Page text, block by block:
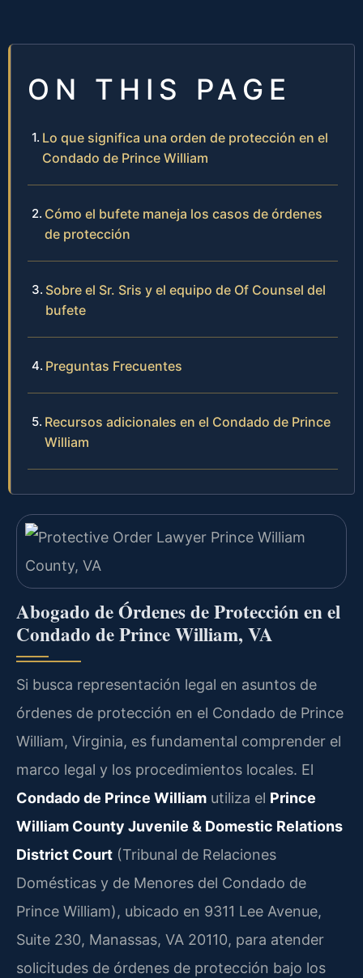
ON THIS PAGE
Lo que significa una orden de protección en el
Condado de Prince William
Cómo el bufete maneja los casos de órdenes
de protección
Sobre el Sr. Sris y el equipo de Of Counsel del
bufete
Preguntas Frecuentes
Recursos adicionales en el Condado de Prince
William
Abogado de Órdenes de Protección en el
Condado de Prince William, VA
Si busca representación legal en asuntos de
órdenes de protección en el Condado de Prince
William, Virginia, es fundamental comprender el
marco legal y los procedimientos locales. El
Condado de Prince William utiliza el Prince
William County Juvenile & Domestic Relations
District Court (Tribunal de Relaciones
Domésticas y de Menores del Condado de
Prince William), ubicado en 9311 Lee Avenue,
Suite 230, Manassas, VA 20110, para atender
solicitudes de órdenes de protección bajo los